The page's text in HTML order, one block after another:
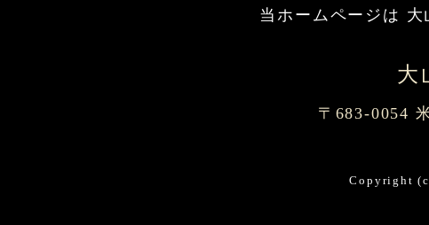
当ホームページは
大
〒683-0054
Copyright